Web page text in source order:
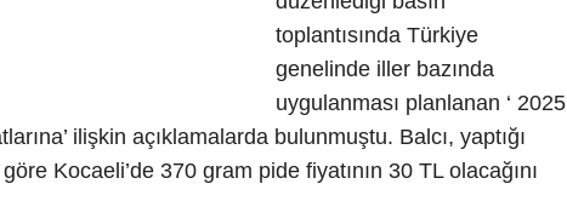
toplantısında Türkiye
genelinde iller bazında
uygulanması planlanan ‘ 2025
ilişkin açıklamalarda bulunmuştu. Balcı, yaptığı
Kocaeli’de 370 gram pide fiyatının 30 TL olacağını